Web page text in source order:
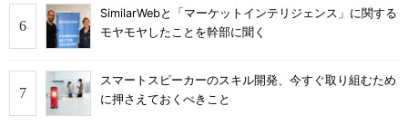
SimilarWebと「マーケットインテリジェンス」に関する
モヤモヤしたことを幹部に聞く
スマートスピーカーのスキル開発、今すぐ取り組むため
に押さえておくべきこと